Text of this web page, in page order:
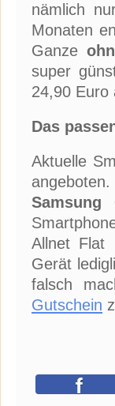
nämlich
Monaten
Ganze
super
24,90 Euro
Das
Aktuelle
Samsung
Allnet Flat
Gerät
falsch
Gutschein